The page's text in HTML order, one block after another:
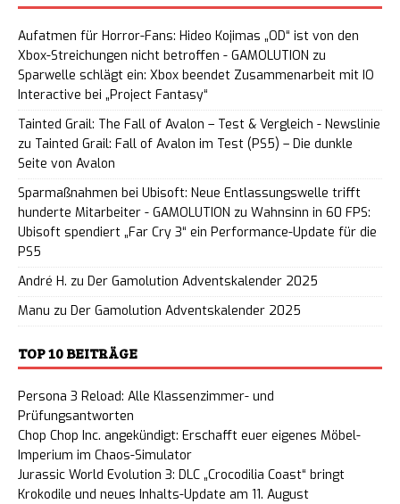
Aufatmen für Horror-Fans: Hideo Kojimas „OD“ ist von den
Xbox-Streichungen nicht betroffen - GAMOLUTION zu
Sparwelle schlägt ein: Xbox beendet Zusammenarbeit mit IO
Interactive bei „Project Fantasy“
Tainted Grail: The Fall of Avalon – Test & Vergleich - Newslinie
zu Tainted Grail: Fall of Avalon im Test (PS5) – Die dunkle
Seite von Avalon
Sparmaßnahmen bei Ubisoft: Neue Entlassungswelle trifft
hunderte Mitarbeiter - GAMOLUTION zu Wahnsinn in 60 FPS:
Ubisoft spendiert „Far Cry 3“ ein Performance-Update für die
PS5
André H. zu Der Gamolution Adventskalender 2025
Manu zu Der Gamolution Adventskalender 2025
TOP 10 BEITRÄGE
Persona 3 Reload: Alle Klassenzimmer- und
Prüfungsantworten
Chop Chop Inc. angekündigt: Erschafft euer eigenes Möbel-
Imperium im Chaos-Simulator
Jurassic World Evolution 3: DLC „Crocodilia Coast“ bringt
Krokodile und neues Inhalts-Update am 11. August